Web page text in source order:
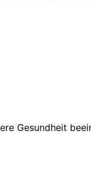
Gesundheit